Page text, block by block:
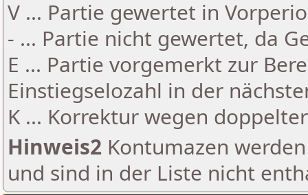
V ... Partie gewertet in
- ... Partie nicht gewertet, da
E ... Partie vorgemerkt zur
Einstiegselozahl in der
K ... Korrektur wegen
Hinweis2 Kontumazen
und sind in der Liste nicht